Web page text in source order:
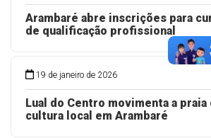
Arambaré abre inscrições para
de qualificação profissional
19 de janeiro de 2026
Lual do Centro movimenta a praia
cultura local em Arambaré